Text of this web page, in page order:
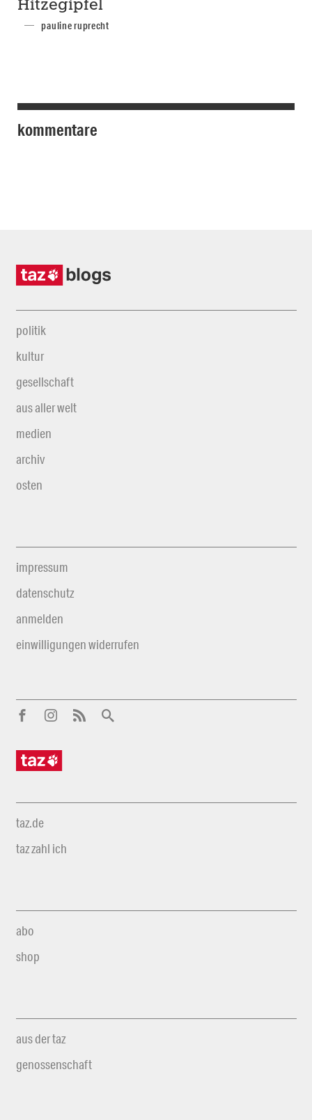
Hitzegipfel
pauline ruprecht
kommentare
politik
kultur
gesellschaft
aus aller welt
medien
archiv
osten
impressum
datenschutz
anmelden
einwilligungen widerrufen
taz.de
taz zahl ich
abo
shop
aus der taz
genossenschaft